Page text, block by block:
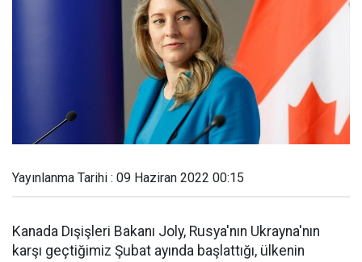
Yayınlanma Tarihi : 09 Haziran 2022 00:15
Kanada Dışişleri Bakanı Joly, Rusya'nın Ukrayna'nın
karşı geçtiğimiz Şubat ayında başlattığı, ülkenin